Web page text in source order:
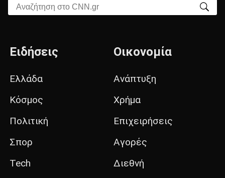
Αναζήτηση στο CNN.gr
Ειδήσεις
Ελλάδα
Κόσμος
Πολιτική
Σπορ
Tech
Οικονομία
Ανάπτυξη
Χρήμα
Επιχειρήσεις
Αγορές
Διεθνή